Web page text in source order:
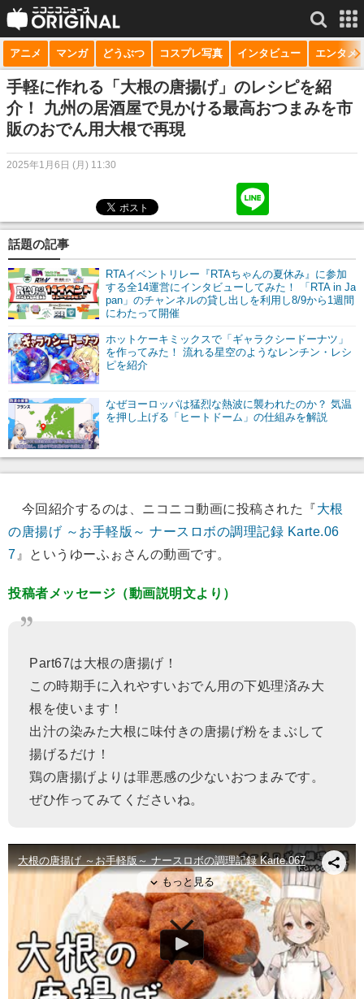
サービス一覧 もっと見る
niconico
動画
生放送
マンガ
ニコニコQ
アニメ マンガ どうぶつ コスプレ写真 インタビュー エンタメ
手軽に作れる「大根の唐揚げ」のレシピを紹
介！ 九州の居酒屋で見かける最高おつまみを市
販のおでん用大根で再現
2025年1月6日 (月) 11:30
話題の記事
RTAイベントリレー『RTAちゃんの夏休み』に参加
する全14運営にインタビューしてみた！ 「RTA in Ja
pan」のチャンネルの貸し出しを利用し8/9から1週間
にわたって開催
ホットケーキミックスで「ギャラクシードーナツ」
を作ってみた！ 流れる星空のようなレンチン・レシ
ピを紹介
なぜヨーロッパは猛烈な熱波に襲われたのか？ 気温
を押し上げる「ヒートドーム」の仕組みを解説
今回紹介するのは、ニコニコ動画に投稿された『大根
の唐揚げ ～お手軽版～ ナースロボの調理記録 Karte.06
7 』というゆーふぉさんの動画です。
投稿者メッセージ（動画説明文より）
Part67は大根の唐揚げ！
この時期手に入れやすいおでん用の下処理済み大
根を使います！
出汁の染みた大根に味付きの唐揚げ粉をまぶして
揚げるだけ！
鶏の唐揚げよりは罪悪感の少ないおつまみです。
ぜひ作ってみてくださいね。